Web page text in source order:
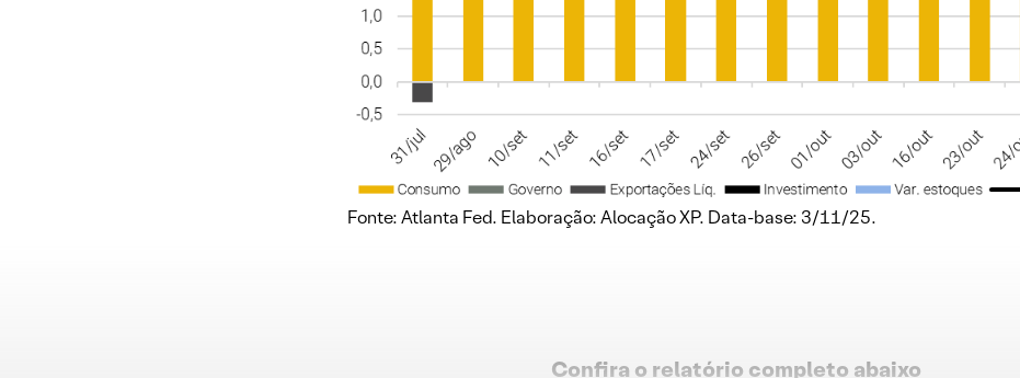
Fonte: Atlanta Fed. Elaboração: Alocação XP. Data-base: 3/11/25.
Confira o relatório completo abaixo